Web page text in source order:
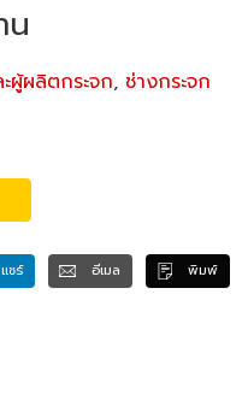
น
ผู้ผลิตกระจก, ช่างกระจก
แชร์ อีเมล พิมพ์